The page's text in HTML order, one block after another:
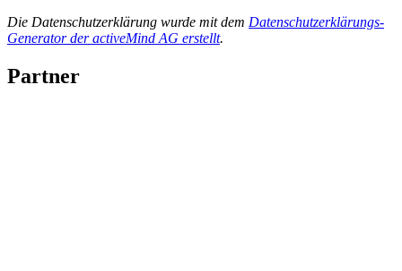
Die Datenschutzerklärung wurde mit dem Datenschutzerklärungs-
Generator der activeMind AG erstellt.
Partner